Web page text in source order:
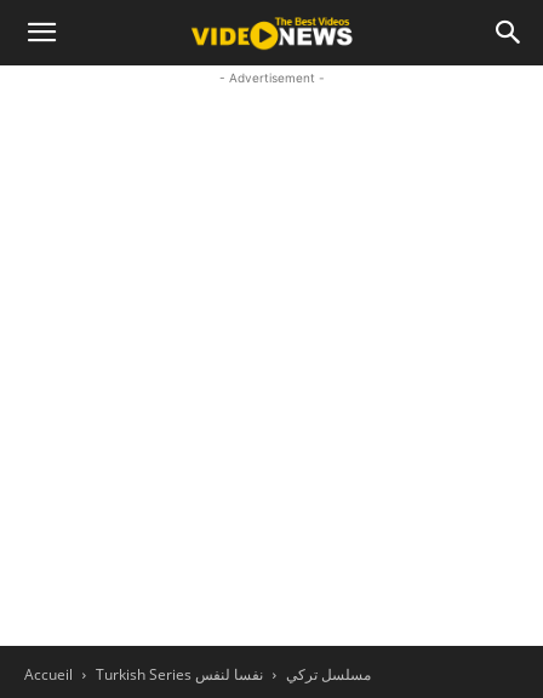
- Advertisement -
Accueil Turkish Series مسلسل تركي نفسا لنفس